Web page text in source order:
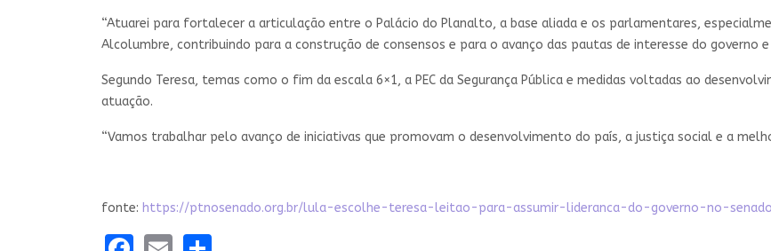
“Atuarei para fortalecer a articulação entre o Palácio do Planalto, a base aliada e os parlamentares,
Alcolumbre, contribuindo para a construção de consensos e para o avanço das pautas de interesse do governo
Segundo Teresa, temas como o fim da escala 6×1, a PEC da Segurança Pública e medidas voltadas ao
atuação.
“Vamos trabalhar pelo avanço de iniciativas que promovam o desenvolvimento do país, a justiça social e a
fonte: https://ptnosenado.org.br/lula-escolhe-teresa-leitao-para-assumir-lideranca-do-governo-no-